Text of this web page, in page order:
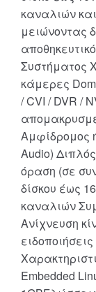
καναλιών
μειώνοντας
Συστήματος
κάμερες
/ CVI / DVR /
Αμφίδρομος
Audio)
όραση (σε
δίσκου έως
καναλιών
Ανίχνευση
Embedded